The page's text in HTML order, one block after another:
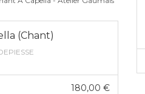
(Chant)
180,00€